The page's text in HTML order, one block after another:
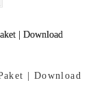
| Download